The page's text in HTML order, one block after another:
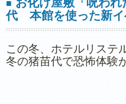
■
代 本館を使った新イ
この冬、ホテルリステ
冬の猪苗代で恐怖体験